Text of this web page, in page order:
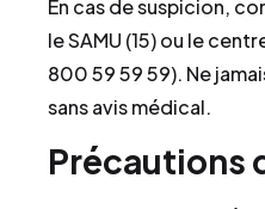
En cas de suspicion,
le SAMU (15) ou le
800 59 59 59). Ne
sans avis médical.
Précautions